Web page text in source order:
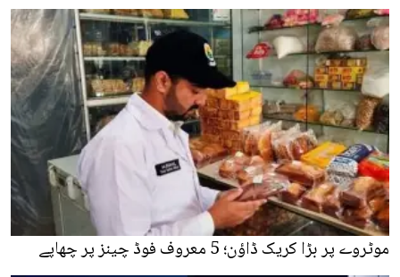
موٹروے پر بڑا کریک ڈاؤن؛ 5 معروف فوڈ چینز پر چھاپے